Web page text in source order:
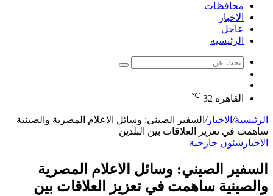
محافظات
الاخبار
عاجل
الرئيسيه
بحث
عشوائي
القاهره 32
℃
الرئيسية/ الاخبار/ السفير الصيني: وسائل الاعلام المصرية والصينية
ساهمت في تعزيز العلاقات بين البلدين
الاخبار شئون خارجية
السفير الصيني: وسائل الاعلام المصرية
والصينية ساهمت في تعزيز العلاقات بين